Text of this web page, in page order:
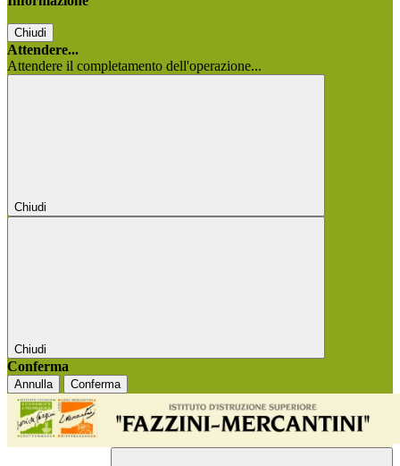
Chiudi
Attendere...
Attendere il completamento dell'operazione...
Chiudi
Chiudi
Conferma
Annulla Conferma